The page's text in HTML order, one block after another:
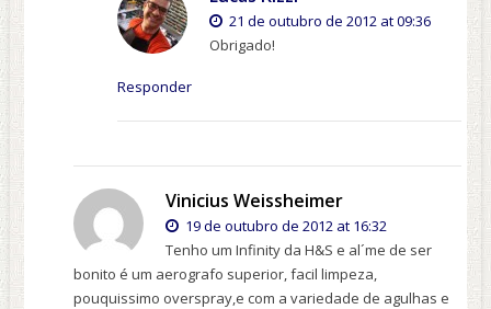
21 de outubro de 2012 at 09:36
Obrigado!
Responder
Vinicius Weissheimer
19 de outubro de 2012 at 16:32
Tenho um Infinity da H&S e al´me de ser
bonito é um aerografo superior, facil limpeza,
pouquissimo overspray,e com a variedade de agulhas e